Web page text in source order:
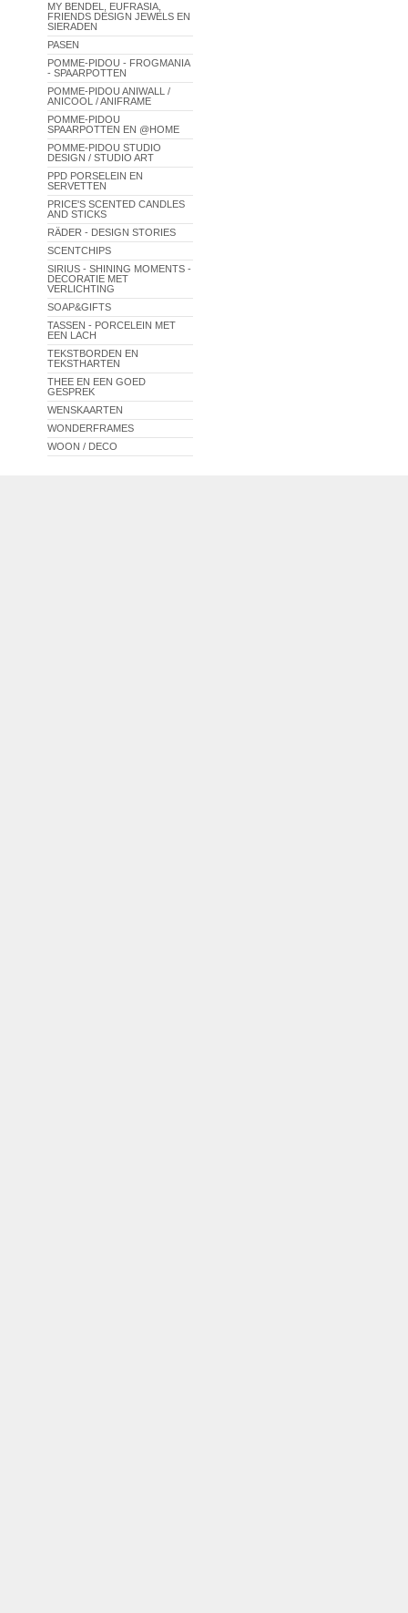
MY BENDEL, EUFRASIA,
FRIENDS DESIGN JEWELS EN
SIERADEN
PASEN
POMME-PIDOU - FROGMANIA
- SPAARPOTTEN
POMME-PIDOU ANIWALL /
ANICOOL / ANIFRAME
POMME-PIDOU
SPAARPOTTEN EN @HOME
POMME-PIDOU STUDIO
DESIGN / STUDIO ART
PPD PORSELEIN EN
SERVETTEN
PRICE'S SCENTED CANDLES
AND STICKS
RÄDER - DESIGN STORIES
SCENTCHIPS
SIRIUS - SHINING MOMENTS -
DECORATIE MET
VERLICHTING
SOAP&GIFTS
TASSEN - PORCELEIN MET
EEN LACH
TEKSTBORDEN EN
TEKSTHARTEN
THEE EN EEN GOED
GESPREK
WENSKAARTEN
WONDERFRAMES
WOON / DECO